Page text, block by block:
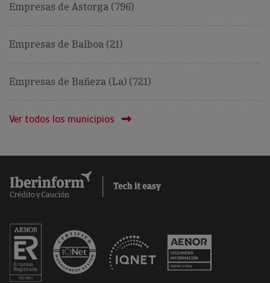
Empresas de Astorga (796)
Empresas de Balboa (21)
Empresas de Bañeza (La) (721)
Ver todos los municipios